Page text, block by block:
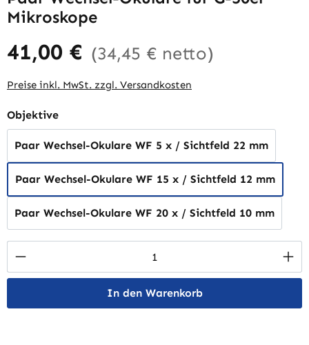
Mikroskope
41,00 € (34,45 € netto)
Preise inkl. MwSt. zzgl. Versandkosten
Objektiveauswählen
Paar Wechsel-Okulare WF 5 x / Sichtfeld 22 mm
Paar Wechsel-Okulare WF 15 x / Sichtfeld 12 mm
Paar Wechsel-Okulare WF 20 x / Sichtfeld 10 mm
Produkt Anzahl: Gib den gewünschten
In den Warenkorb